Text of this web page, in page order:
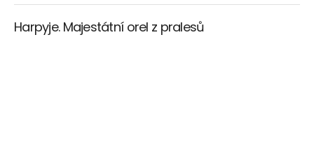
Harpyje. Majestátní orel z pralesů